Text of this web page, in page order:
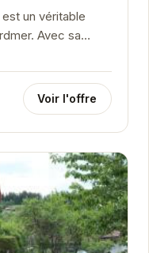
un véritable
Avec sa
il offre un...
Voir l'offre